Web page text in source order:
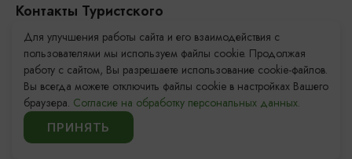
Контакты Туристского
информационного центра
+7 (4012) 555-200
8 (800) 200-55-39
info@visit-kaliningrad.ru
Для улучшения работы сайта и его взаимодействия с
пользователями мы используем файлы cookie. Продолжая
работу с сайтом, Вы разрешаете использование cookie-файлов.
Вы всегда можете отключить файлы cookie в настройках Вашего
браузера. Согласие на обработку персональных данных.
ПРИНЯТЬ